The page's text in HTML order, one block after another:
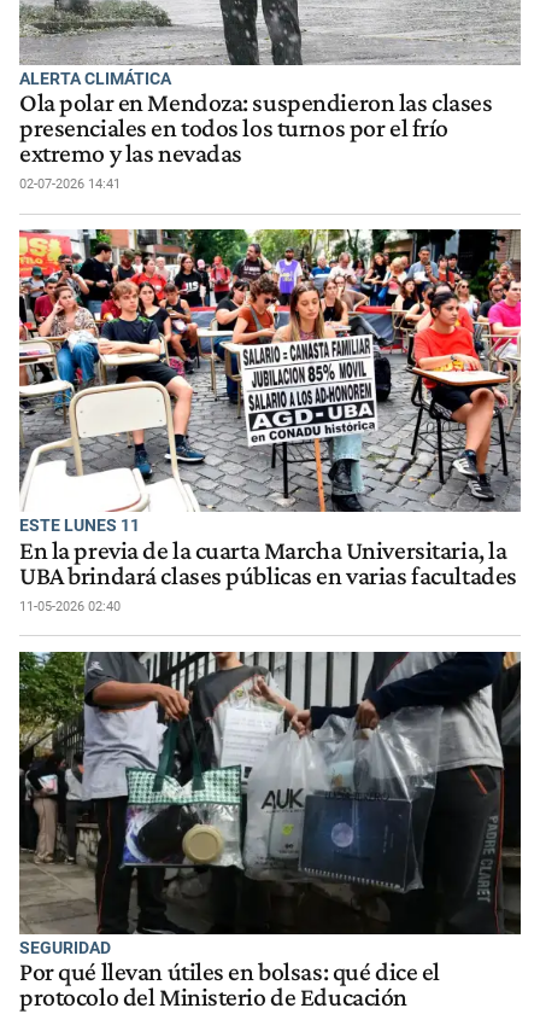
ALERTA CLIMÁTICA
Ola polar en Mendoza: suspendieron las clases
presenciales en todos los turnos por el frío
extremo y las nevadas
02-07-2026 14:41
ESTE LUNES 11
En la previa de la cuarta Marcha Universitaria, la
UBA brindará clases públicas en varias facultades
11-05-2026 02:40
SEGURIDAD
Por qué llevan útiles en bolsas: qué dice el
protocolo del Ministerio de Educación